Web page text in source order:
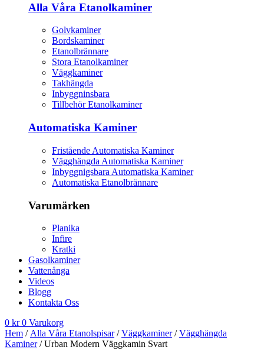
Alla Våra Etanolkaminer
Golvkaminer
Bordskaminer
Etanolbrännare
Stora Etanolkaminer
Väggkaminer
Takhängda
Inbyggninsbara
Tillbehör Etanolkaminer
Automatiska Kaminer
Fristående Automatiska Kaminer
Vägghängda Automatiska Kaminer
Inbyggnigsbara Automatiska Kaminer
Automatiska Etanolbrännare
Varumärken
Planika
Infire
Kratki
Gasolkaminer
Vattenånga
Videos
Blogg
Kontakta Oss
0 kr 0 Varukorg
Hem / Alla Våra Etanolspisar/Väggkaminer/Vägghängda
Kaminer/ Urban Modern Väggkamin Svart